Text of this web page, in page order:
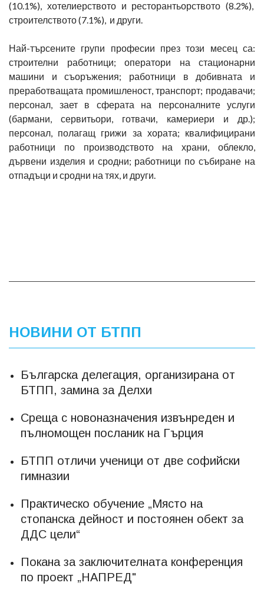
(10.1%), хотелиерството и ресторантьорството (8.2%),
строителството (7.1%), и други.
Най-търсените групи професии през този месец са:
строителни работници; оператори на стационарни
машини и съоръжения; работници в добивната и
преработващата промишленост, транспорт; продавачи;
персонал, зает в сферата на персоналните услуги
(бармани, сервитьори, готвачи, камериери и др.);
персонал, полагащ грижи за хората; квалифицирани
работници по производството на храни, облекло,
дървени изделия и сродни; работници по събиране на
отпадъци и сродни на тях, и други.
НОВИНИ ОТ БТПП
Българска делегация, организирана от
БТПП, замина за Делхи
Среща с новоназначения извънреден и
пълномощен посланик на Гърция
БТПП отличи ученици от две софийски
гимназии
Практическо обучение „Място на
стопанска дейност и постоянен обект за
ДДС цели“
Покана за заключителната конференция
по проект „НАПРЕД"